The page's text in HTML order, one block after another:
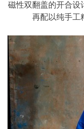
磁性双翻盖的开合设
再配以纯手工